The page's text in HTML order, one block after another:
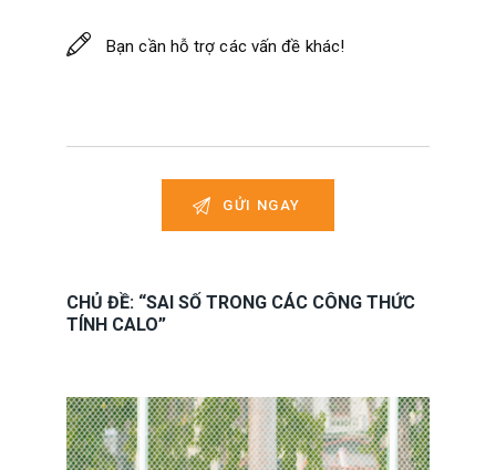
CHỦ ĐỀ: “SAI SỐ TRONG CÁC CÔNG THỨC
TÍNH CALO”